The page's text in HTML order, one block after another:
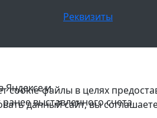
Реквизиты
Яндексе и
ранее выставленного счета
cookie-файлы в целях
данный сайт, вы